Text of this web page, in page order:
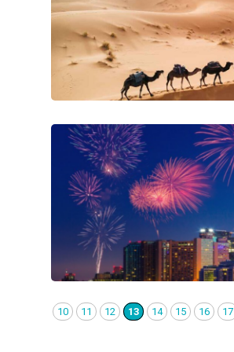
10 11 12 13 14 15 16 17